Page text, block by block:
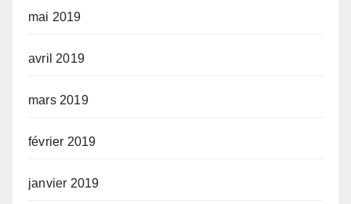
mai 2019
avril 2019
mars 2019
février 2019
janvier 2019